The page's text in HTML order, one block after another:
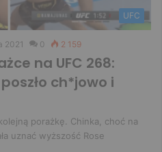
UFC
2021 0 2 159
na UFC 268:
ch*jowo i
porażkę. Chinka, choć na
uznać wyższość Rose